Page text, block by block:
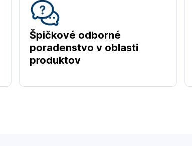
Špičkové odborné
poradenstvo v oblasti
produktov